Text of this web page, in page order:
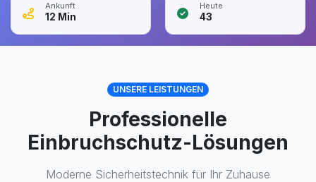
Ankunft
12 Min
Heute
43
UNSERE LEISTUNGEN
Professionelle
Einbruchschutz-Lösungen
Moderne Sicherheitstechnik für Ihr Zuhause